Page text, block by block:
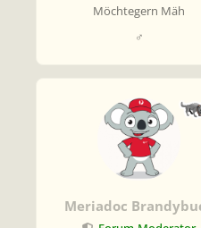
Möchtegern Mäh
♂
Meriadoc